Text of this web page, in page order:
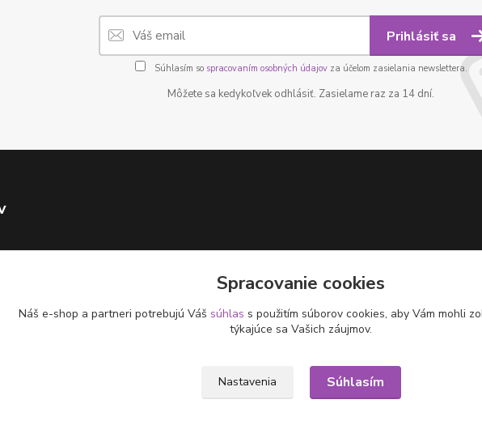
Prihlásiť sa
Súhlasím so spracovaním osobných údajovza účelom zasielania newslettera.
Môžete sa kedykoľvek odhlásiť. Zasielame raz za 14 dní.
Spracovanie cookies
Náš e-shop a partneri potrebujú Váš súhlas s použitím súborov cookies, aby Vám mohli
týkajúce sa Vašich záujmov.
Nastavenia Súhlasím